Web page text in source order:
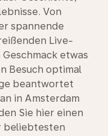
Von
spannende
Live-
etwas
Besuch optimal
beantwortet
in Amsterdam
Sie hier einen
beliebtesten